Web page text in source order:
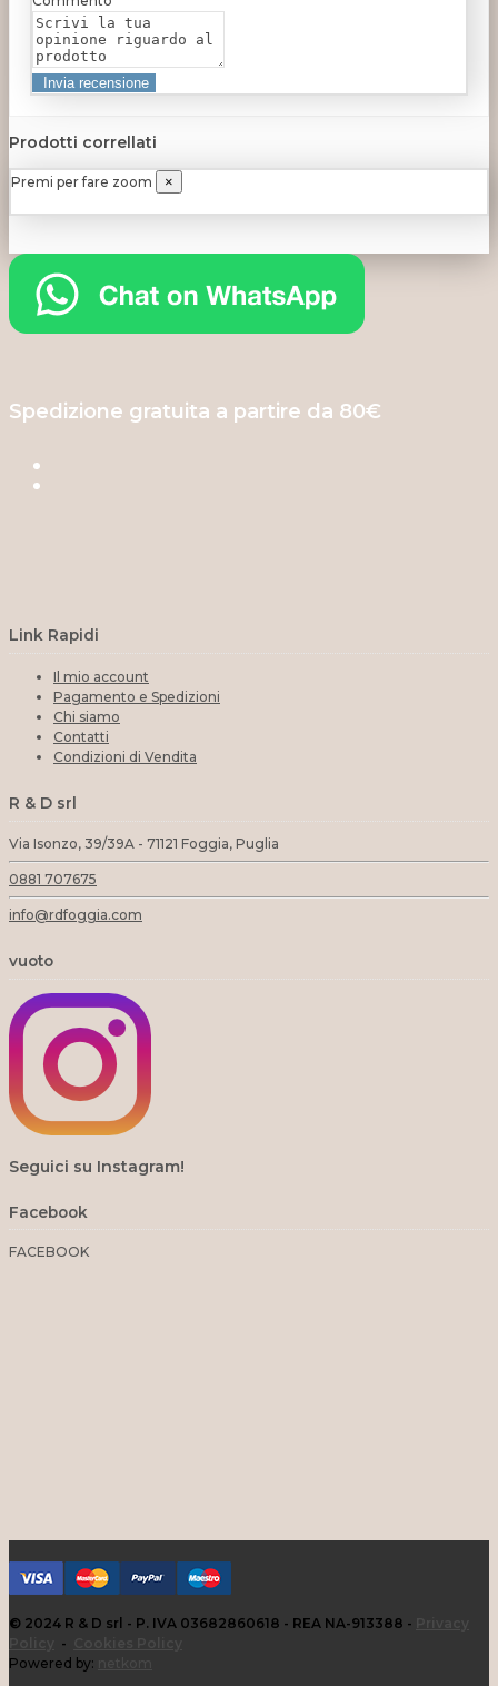
Prodotti correllati
Premi per fare zoom ×
Spedizione gratuita a partire da 80€
Link Rapidi
Il mio account
Pagamento e Spedizioni
Chi siamo
Contatti
Condizioni di Vendita
R & D srl
Via Isonzo, 39/39A - 71121 Foggia, Puglia
0881 707675
info@rdfoggia.com
vuoto
Seguici su Instagram!
Facebook
FACEBOOK
© 2024 R & D srl - P. IVA 03682860618 - REA NA-913388 -
-
Powered by: